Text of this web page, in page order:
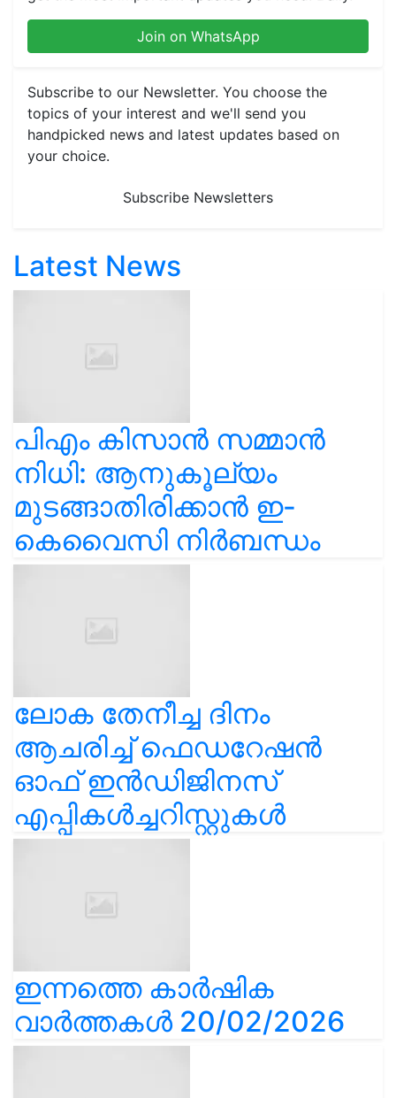
Join on WhatsApp
Subscribe to our Newsletter. You choose the
topics of your interest and we'll send you
handpicked news and latest updates based on
your choice.
Subscribe Newsletters
Latest News
പിഎം കിസാൻ സമ്മാൻ
നിധി: ആനുകൂല്യം
മുടങ്ങാതിരിക്കാൻ ഇ-
കെവൈസി നിർബന്ധം
ലോക തേനീച്ച ദിനം
ആചരിച്ച് ഫെഡറേഷൻ
ഓഫ് ഇൻഡിജിനസ്
എപ്പികൾച്ചറിസ്റ്റുകൾ
ഇന്നത്തെ കാർഷിക
വാർത്തകൾ 20/02/2026